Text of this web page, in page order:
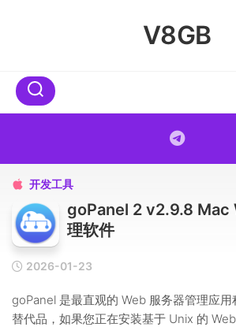
V8GB
 开发工具
goPanel 2 v2.9.8 Mac
理软件
2026-01-23
goPanel 是最直观的 Web 服务器管理应
替代品，如果您正在安装基于 Unix 的